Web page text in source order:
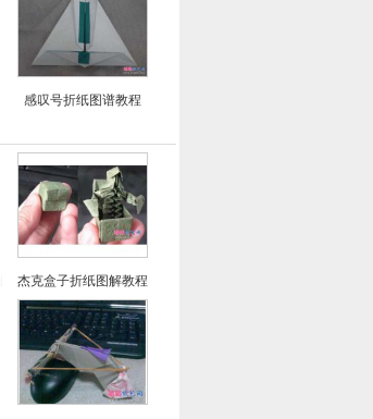
感叹号折纸图谱教程
解教程
杰克盒子折纸图解教程